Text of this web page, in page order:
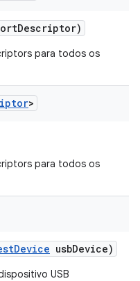
Descriptor)
para todos os
>
para todos os
Device usbDevice)
USB